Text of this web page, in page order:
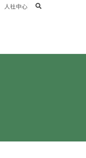
人社中心 search